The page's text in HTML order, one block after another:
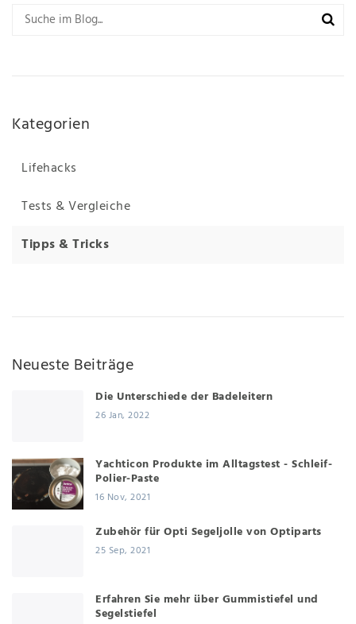
Kategorien
Lifehacks
Tests & Vergleiche
Tipps & Tricks
Neueste Beiträge
Die Unterschiede der Badeleitern
26 Jan, 2022
Yachticon Produkte im Alltagstest - Schleif-
Polier-Paste
16 Nov, 2021
Zubehör für Opti Segeljolle von Optiparts
25 Sep, 2021
Erfahren Sie mehr über Gummistiefel und
Segelstiefel